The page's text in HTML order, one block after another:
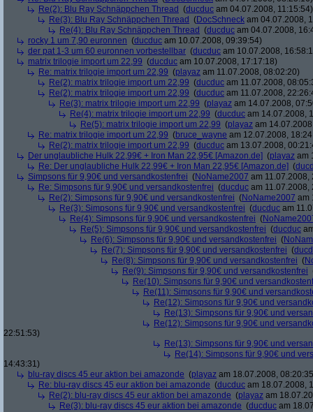
Re(2): Blu Ray Schnäppchen Thread (ducduc am 04.07.2008, 11:15:54)
Re(3): Blu Ray Schnäppchen Thread (DocSchneck am 04.07.2008,
Re(4): Blu Ray Schnäppchen Thread (ducduc am 04.07.2008,
rocky 1 um 7,90 euronnen (ducduc am 10.07.2008, 09:39:54)
der pat 1-3 um 60 euronnen vorbestellbar (ducduc am 10.07.2008,
matrix trilogie import um 22,99 (ducduc am 10.07.2008, 17:17:18)
Re: matrix trilogie import um 22,99 (playaz am 11.07.2008, 08:02:20)
Re(2): matrix trilogie import um 22,99 (ducduc am 11.07.2008,
Re(2): matrix trilogie import um 22,99 (ducduc am 11.07.2008,
Re(3): matrix trilogie import um 22,99 (playaz am 14.07.2008,
Re(4): matrix trilogie import um 22,99 (ducduc am 14.07.2008,
Re(5): matrix trilogie import um 22,99 (playaz am
Re: matrix trilogie import um 22,99 (bruce_wayne am 12.07.2008,
Re(2): matrix trilogie import um 22,99 (ducduc am 13.07.2008,
Der unglaubliche Hulk 22,99€ + Iron Man 22,95€ [Amazon.de] (playaz am
Re: Der unglaubliche Hulk 22,99€ + Iron Man 22,95€ [Amazon.de] (
Simpsons für 9,90€ und versandkostenfrei (NoName2007 am 11.07.2008,
Re: Simpsons für 9,90€ und versandkostenfrei (ducduc am 11.07.2008,
Re(2): Simpsons für 9,90€ und versandkostenfrei (NoName2007 am
Re(3): Simpsons für 9,90€ und versandkostenfrei (ducduc am
Re(4): Simpsons für 9,90€ und versandkostenfrei (
Re(5): Simpsons für 9,90€ und versandkostenfrei (ducduc
Re(6): Simpsons für 9,90€ und versandkostenfrei (
Re(7): Simpsons für 9,90€ und versandkostenfrei (
Re(8): Simpsons für 9,90€ und versandkostenfrei (
Re(9): Simpsons für 9,90€ und versandkostenfrei
Re(10): Simpsons für 9,90€ und
Re(11): Simpsons für 9,90€ und
Re(12): Simpsons für 9,90€ und
Re(13): Simpsons für 9,90€ und
Re(12): Simpsons für 9,90€ und
22:51:53)
Re(13): Simpsons für 9,90€ und
Re(14): Simpsons für 9,90€ und
14:43:31)
blu-ray discs 45 eur aktion bei amazonde (playaz am 18.07.2008,
Re: blu-ray discs 45 eur aktion bei amazonde (ducduc am 18.07.2008,
Re(2): blu-ray discs 45 eur aktion bei amazonde (playaz am
Re(3): blu-ray discs 45 eur aktion bei amazonde (ducduc am